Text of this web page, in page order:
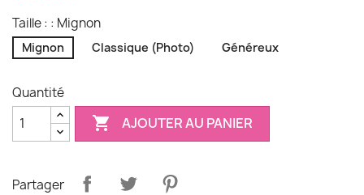
Taille : : Mignon
Mignon Classique (Photo) Généreux
Quantité
 AJOUTER AU PANIER
Partager